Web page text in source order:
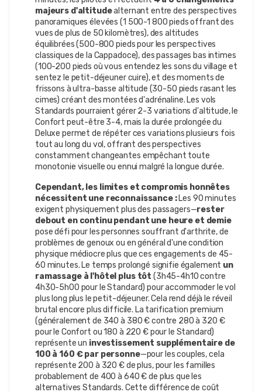
majeurs d'altitudealternant entre des perspectives
panoramiques élevées (1 500-1 800 pieds offrant des
vues de plus de 50 kilomètres), des altitudes
équilibrées (500-800 pieds pour les perspectives
classiques de la Cappadoce), des passages bas intimes
(100-200 pieds où vous entendez les sons du village et
sentez le petit-déjeuner cuire), et des moments de
frissons à ultra-basse altitude (30-50 pieds rasant les
cimes) créant des montées d'adrénaline. Les vols
Standards pourraient gérer 2-3 variations d'altitude, le
Confort peut-être 3-4, mais la durée prolongée du
Deluxe permet de répéter ces variations plusieurs fois
tout au long du vol, offrant des perspectives
constamment changeantes empêchant toute
monotonie visuelle ou ennui malgré la longue durée.
Cependant, les limites et compromis honnêtes
nécessitent une reconnaissance :Les 90 minutes
exigent physiquement plus des passagers—rester
debout en continu pendant une heure et demie
pose défi pour les personnes souffrant d'arthrite, de
problèmes de genoux ou en général d'une condition
physique médiocre plus que ces engagements de 45-
60 minutes. Le temps prolongé signifie également un
ramassage à l'hôtel plus tôt (3h45-4h10 contre
4h30-5h00 pour le Standard) pour accommoder le vol
plus long plus le petit-déjeuner. Cela rend déjà le réveil
brutal encore plus difficile. La tarification premium
(généralement de 340 à 380 € contre 280 à 320 €
pour le Confort ou 180 à 220 € pour le Standard)
représente un investissement supplémentaire de
100 à 160 € par personne—pour les couples, cela
représente 200 à 320 € de plus, pour les familles
probablement de 400 à 640 € de plus que les
alternatives Standards. Cette différence de coût